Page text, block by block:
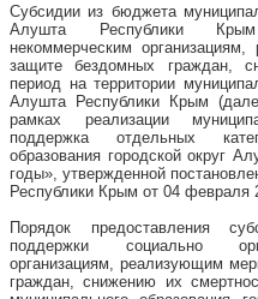
Субсидии из бюджета
Алушта Республики Крым
некоммерческим
защите бездомных граждан,
период на территории
Алушта Республики Крым
рамках реализации
поддержка отдельных
образования городской округ
годы», утвержденной
Республики Крым от 04 февраля
Порядок предоставления
поддержки социально
организациям, реализующим
граждан, снижению их